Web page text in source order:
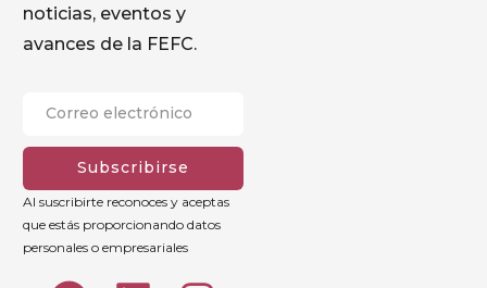
noticias, eventos y
avances de la FEFC.
Subscribirse
Al suscribirte reconoces y aceptas
que estás proporcionando datos
personales o empresariales